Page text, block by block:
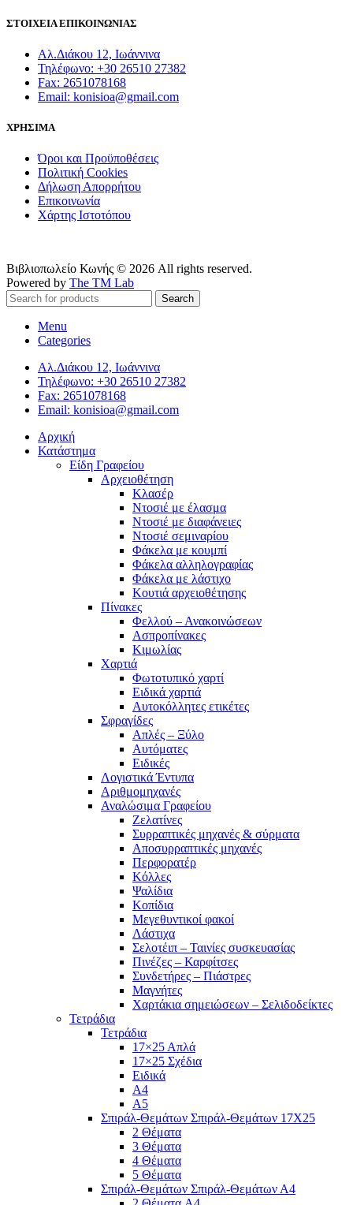
ΣΤΟΙΧΕΙΑ ΕΠΙΚΟΙΝΩΝΙΑΣ
Αλ.Διάκου 12, Ιωάννινα
Τηλέφωνο: +30 26510 27382
Fax: 2651078168
Email: konisioa@gmail.com
ΧΡΗΣΙΜΑ
Όροι και Προϋποθέσεις
Πολιτική Cookies
Δήλωση Απορρήτου
Επικοινωνία
Χάρτης Ιστοτόπου
Βιβλιοπωλείο Κωνής © 2026 All rights reserved.
Powered by The TM Lab
Search
Menu
Categories
Αλ.Διάκου 12, Ιωάννινα
Τηλέφωνο: +30 26510 27382
Fax: 2651078168
Email: konisioa@gmail.com
Αρχική
Κατάστημα
Είδη Γραφείου
Αρχειοθέτηση
Κλασέρ
Ντοσιέ με έλασμα
Ντοσιέ με διαφάνειες
Ντοσιέ σεμιναρίου
Φάκελα με κουμπί
Φάκελα αλληλογραφίας
Φάκελα με λάστιχο
Κουτιά αρχειοθέτησης
Πίνακες
Φελλού – Ανακοινώσεων
Ασπροπίνακες
Κιμωλίας
Χαρτιά
Φωτοτυπικό χαρτί
Ειδικά χαρτιά
Αυτοκόλλητες ετικέτες
Σφραγίδες
Απλές – Ξύλο
Αυτόματες
Ειδικές
Λογιστικά Έντυπα
Αριθμομηχανές
Αναλώσιμα Γραφείου
Ζελατίνες
Συρραπτικές μηχανές & σύρματα
Αποσυρραπτικές μηχανές
Περφορατέρ
Κόλλες
Ψαλίδια
Κοπίδια
Μεγεθυντικοί φακοί
Λάστιχα
Σελοτέιπ – Ταινίες συσκευασίας
Πινέζες – Καρφίτσες
Συνδετήρες – Πιάστρες
Μαγνήτες
Χαρτάκια σημειώσεων – Σελιδοδείκτες
Τετράδια
Τετράδια
17×25 Απλά
17×25 Σχέδια
Ειδικά
Α4
Α5
Σπιράλ-Θεμάτων Σπιράλ-Θεμάτων 17Χ25
2 Θέματα
3 Θέματα
4 Θέματα
5 Θέματα
Σπιράλ-Θεμάτων Σπιράλ-Θεμάτων Α4